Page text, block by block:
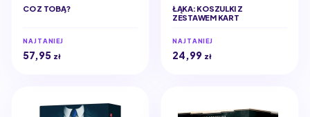
CO Z TOBĄ?
NAJTANIEJ
57,95 zł
ŁĄKA: KOSZULKI Z
ZESTAWEM KART
NAJTANIEJ
24,99 zł